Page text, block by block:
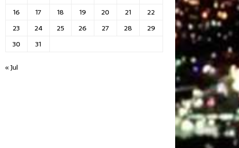
16
17 18 19 20 21
22
23
24 25 26 27 28
29
30
31
« Jul